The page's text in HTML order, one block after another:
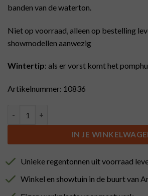
banden van de waterton.
Niet op voorraad, alleen op bestelling
showmodellen aanwezig
Wintertip: als er vorst komt het
Artikelnummer: 10836
IN JE
Unieke regentonnen uit voorraad
Winkel en showtuin in de buurt van